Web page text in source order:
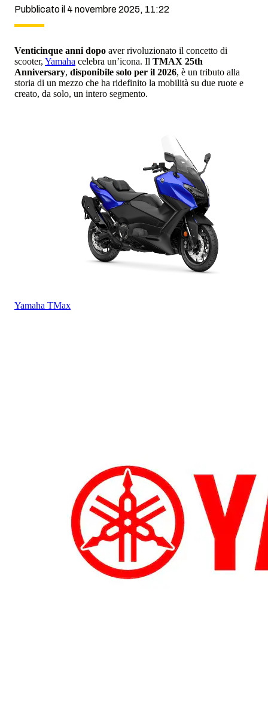
Pubblicato il 4 novembre 2025, 11:22
Venticinque anni dopo aver rivoluzionato il concetto di
scooter, Yamaha celebra un’icona. Il TMAX 25th
Anniversary, disponibile solo per il 2026, è un tributo alla
storia di un mezzo che ha ridefinito la mobilità su due ruote e
creato, da solo, un intero segmento.
Yamaha TMax